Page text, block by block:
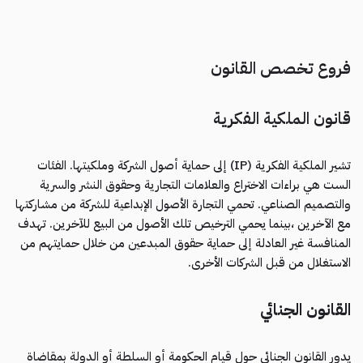
فروع تخصص القانون
قانون الملكية الفكرية
تشير الملكية الفكرية (IP) إلى حماية أصول الشركة وملكيتها. الفئات
الست هي براءات الاختراع والعلامات التجارية وحقوق النشر والسرية
والتصميم الصناعي. تحمي التجارة الأصول الإبداعية للشركة من مشاركتها
مع الآخرين ،بينما يحمي الترخيص تلك الأصول من البيع للآخرين. تهدف
المنافسة غير العادلة إلى حماية حقوق المبدعين من خلال حمايتهم من
الاستغلال من قبل الشركات الأخرى.
القانون الجنائي
يدور القانون الجنائي حول قيام الحكومة أو السلطة أو الدولة بمقاضاة